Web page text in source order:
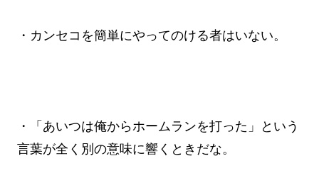
・カンセコを簡単にやってのける者はいない。
・「あいつは俺からホームランを打った」という
言葉が全く別の意味に響くときだな。